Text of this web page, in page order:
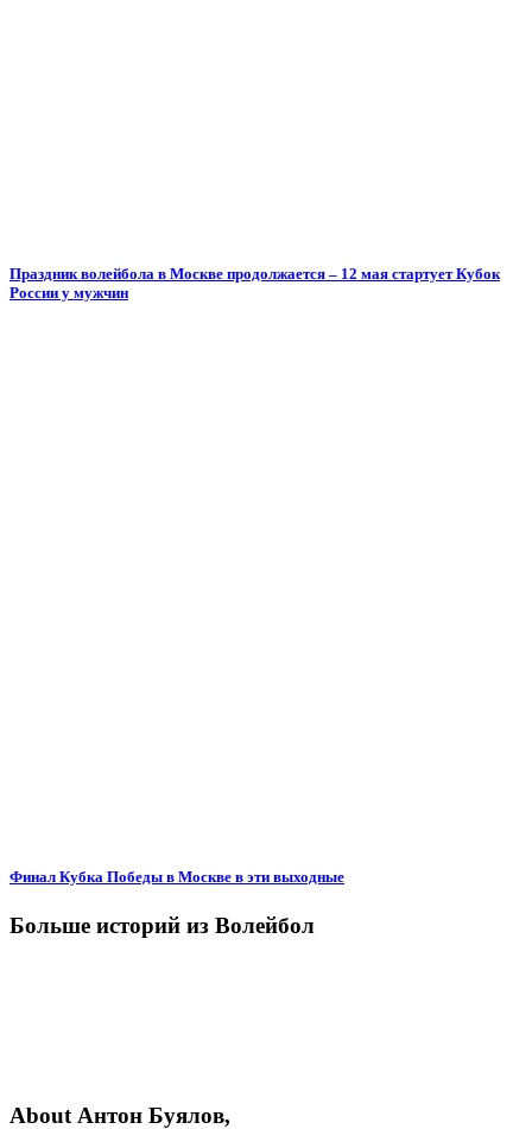
Праздник волейбола в Москве продолжается – 12 мая стартует Кубок
России у мужчин
Финал Кубка Победы в Москве в эти выходные
Больше историй из Волейбол
About Антон Буялов,